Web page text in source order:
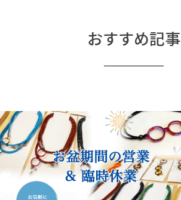
おすすめ記事